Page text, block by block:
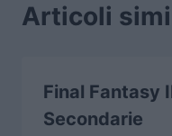
Articoli
Final Fantasy
Secondarie